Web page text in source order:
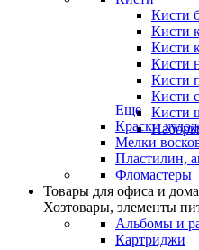
Кисти
Кисти
Кисти
Кисти
Кисти
Кисти
Кисти
Еще
Краски
Мелки
Пластилин,
Фломастеры
Товары для офиса и дома
Хозтовары, элементы
Альбомы и
Картриджи